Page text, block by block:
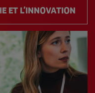
ET L’INNOVATION